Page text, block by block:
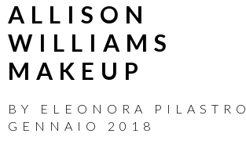
ALLISON
WILLIAMS
MAKEUP
BY ELEONORA PILASTRO
GENNAIO 2018